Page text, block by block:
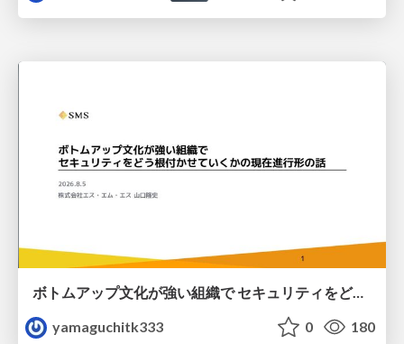
ボトムアップ文化が強い組織で セキュリティをどう根付かせていくかの現在進行形の話 / Making Security Stick in a Bottom-Up Organization
yamaguchitk333
0 180